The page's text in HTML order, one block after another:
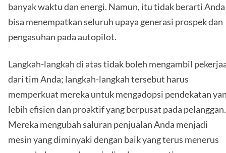
banyak waktu dan energi. Namun, itu tidak berarti Anda
bisa menempatkan seluruh upaya generasi prospek dan
pengasuhan pada autopilot.
Langkah-langkah di atas tidak boleh mengambil
dari tim Anda; langkah-langkah tersebut harus
memperkuat mereka untuk mengadopsi pendekatan
lebih efisien dan proaktif yang berpusat pada pelanggan.
Mereka mengubah saluran penjualan Anda menjadi
mesin yang diminyaki dengan baik yang terus menerus